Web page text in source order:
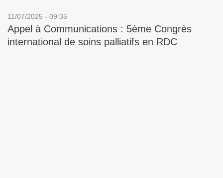
11/07/2025 - 09:35
Appel à Communications : 5ème Congrès
international de soins palliatifs en RDC